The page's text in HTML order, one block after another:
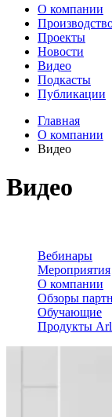
О компании
Проекты
Новости
Видео
Подкасты
Публикации
Главная
О компании
Видео
Видео
Вебинары
Мероприятия
О компании
Обзоры
Обучающие
Продукты